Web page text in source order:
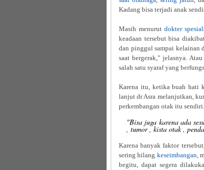
Kadang bisa terjadi anak
Masih menurut dokter
keadaan tersebut bisa
dan pinggul sampai kelainan
saat bergerak," jelasnya.
salah satu syaraf yang
Karena itu, ketika buah hati
lanjut dr Asra melanjutkan,
perkembangan otak itu sendiri.
"Bisa juga karena ada
, tumor , kista otak ,
Karena banyak faktor
sering hilang keseimbangan,
begitu, dapat segera